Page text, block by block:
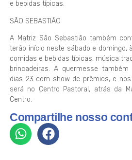
e bebidas típicas.
SÃO SEBASTIÃO
A Matriz São Sebastião também
terão início neste sábado e domingo,
comidas e bebidas típicas, música
brincadeiras. A quermesse
dias 23 com show de prêmios, e
será no Centro Pastoral, atrás da
Centro.
Compartilhe nosso